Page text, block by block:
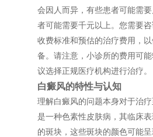
会因人而异，有些患者可能需
者可能需要千元以上。您需要
收费标准和预估的治疗费用，
备。请注意，小诊所的费用可
议选择正规医疗机构进行治疗。
白癜风的特性与认知
理解白癜风的问题本身对于治
是一种色素性皮肤病，其临床
的斑块，这些斑块的颜色可能